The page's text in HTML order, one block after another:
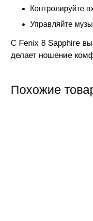
Контролируйте
Управляйте
С Fenix 8 Sapphire вы
делает ношение
Похожие